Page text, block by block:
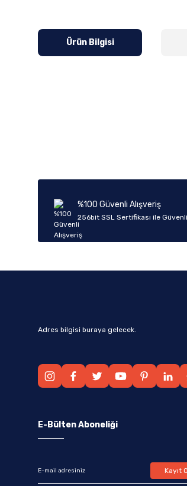
Ürün Bilgisi
Ürün fiyatı diğer sitelerden daha pahalı.
Bu ürüne benzer farklı alternatifler
%100 Güvenli Alışveriş
256bit SSL Sertifikası ile Güvenli
Adres bilgisi buraya gelecek.
E-Bülten Aboneliği
Kayıt